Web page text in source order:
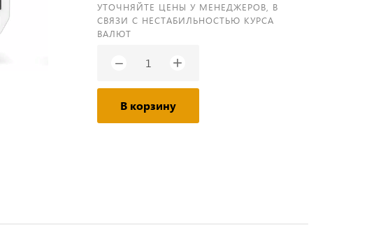
УТОЧНЯЙТЕ ЦЕНЫ У МЕНЕДЖЕРОВ, В
СВЯЗИ С НЕСТАБИЛЬНОСТЬЮ КУРСА
ВАЛЮТ
− +
В корзину